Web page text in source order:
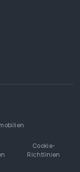
Cookie-
Richtlinien